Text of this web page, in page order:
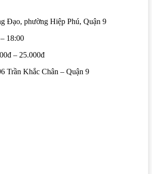
Đạo, phường Hiệp Phú, Quận 9
18:00
– 25.000đ
Trần Khắc Chân – Quận 9